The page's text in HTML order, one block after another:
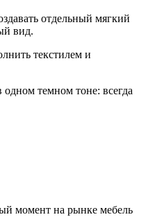
отдельный мягкий
вид.
текстилем и
темном тоне: всегда
момент на рынке мебель